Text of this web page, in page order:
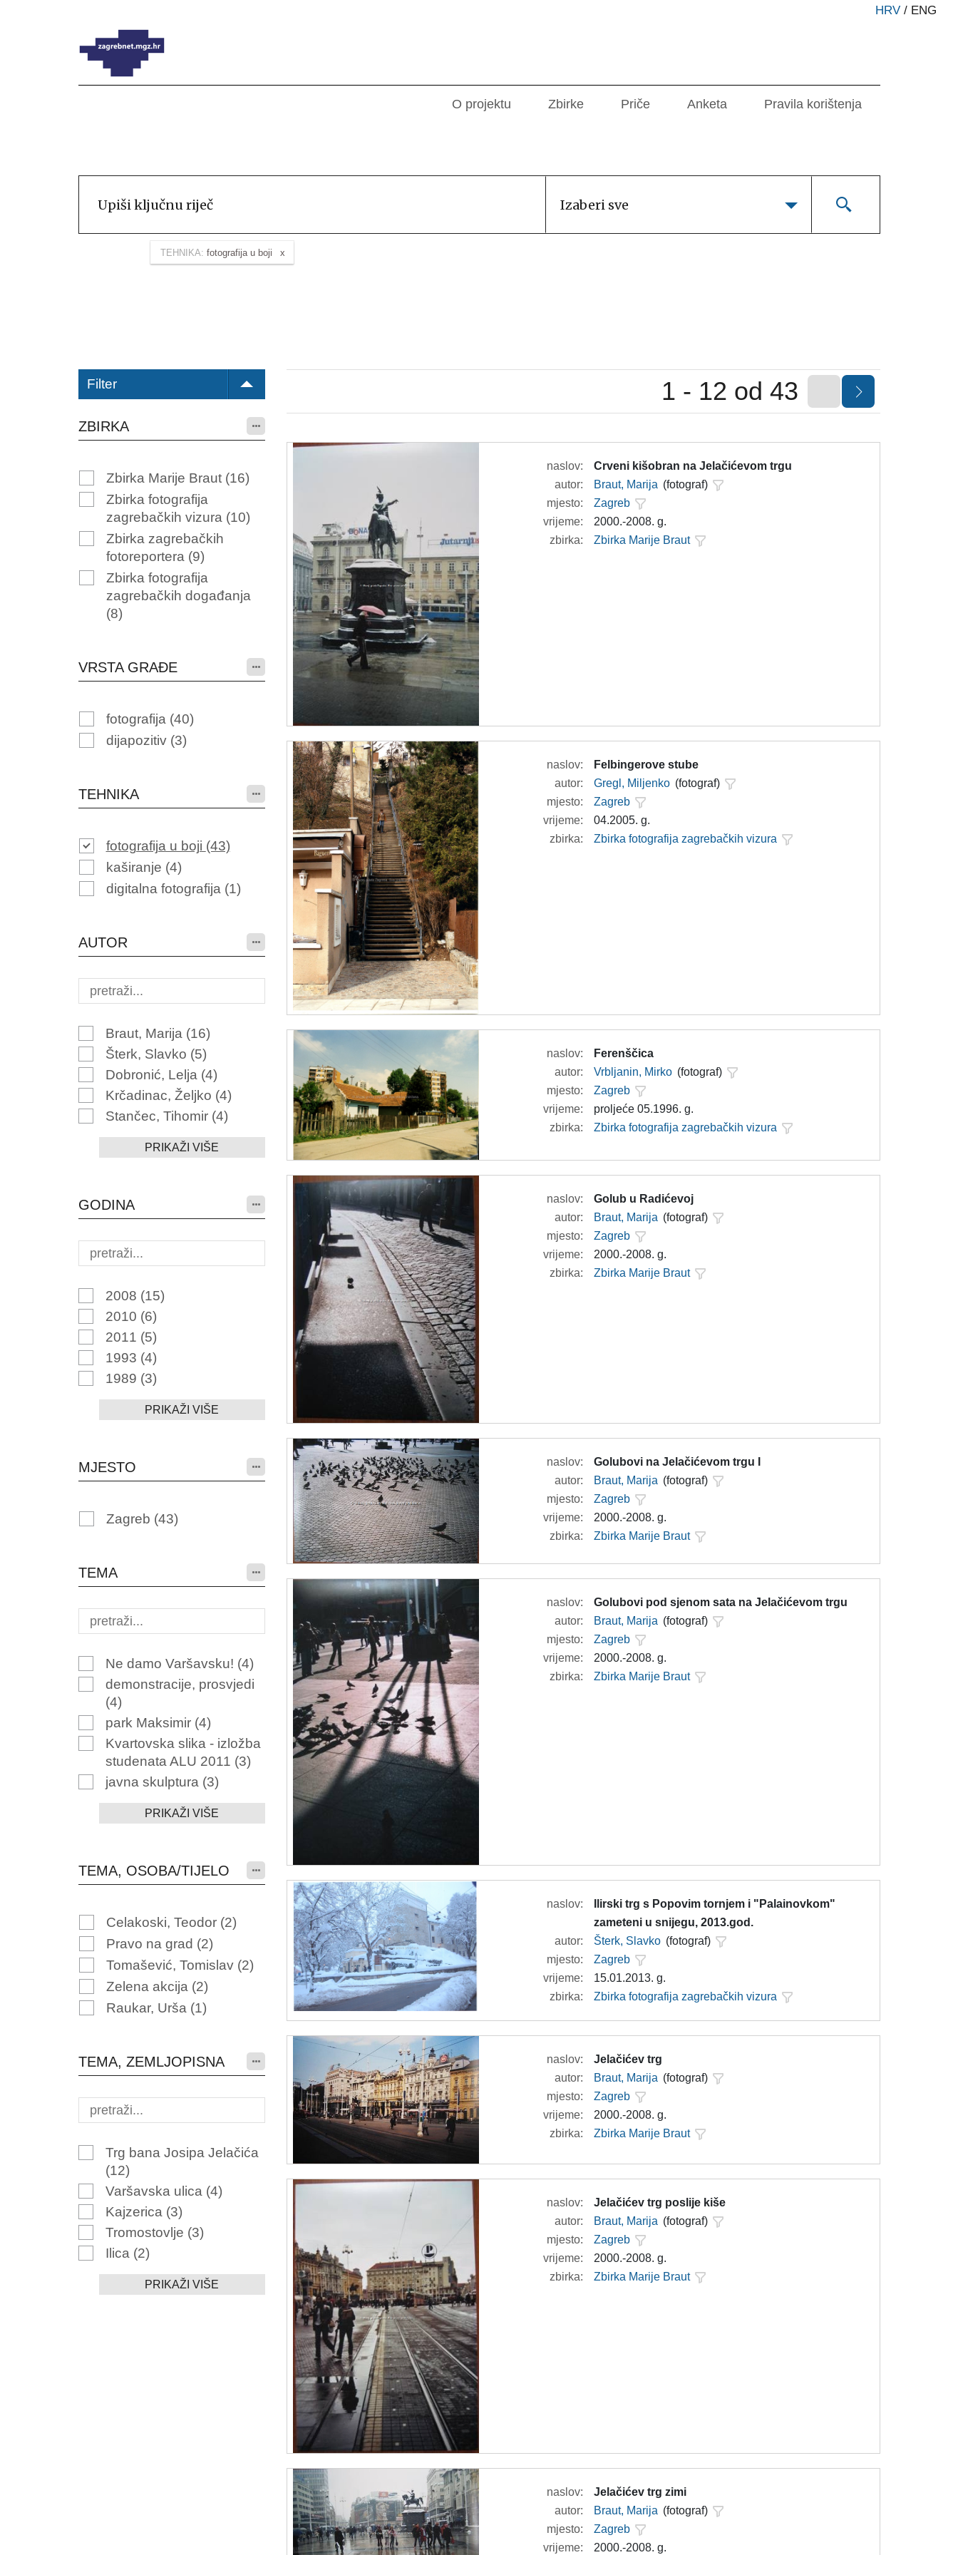
HRV / ENG
O projektu Zbirke Priče Anketa Pravila korištenja
Izaberi sve
TEHNIKA: fotografija u boji
Filter
ZBIRKA
Zbirka Marije Braut (16)
Zbirka fotografija
zagrebačkih vizura (10)
Zbirka zagrebačkih
fotoreportera (9)
Zbirka fotografija
zagrebačkih događanja
(8)
VRSTA GRAĐE
fotografija (40)
dijapozitiv (3)
TEHNIKA
fotografija u boji (43)
kaširanje (4)
digitalna fotografija (1)
AUTOR
Braut, Marija (16)
Šterk, Slavko (5)
Dobronić, Lelja (4)
Krčadinac, Željko (4)
Stančec, Tihomir (4)
PRIKAŽI VIŠE
GODINA
2008 (15)
2010 (6)
2011 (5)
1993 (4)
1989 (3)
PRIKAŽI VIŠE
MJESTO
Zagreb (43)
TEMA
Ne damo Varšavsku! (4)
demonstracije, prosvjedi
(4)
park Maksimir (4)
Kvartovska slika - izložba
studenata ALU 2011 (3)
javna skulptura (3)
PRIKAŽI VIŠE
TEMA, OSOBA/TIJELO
Celakoski, Teodor (2)
Pravo na grad (2)
Tomašević, Tomislav (2)
Zelena akcija (2)
Raukar, Urša (1)
TEMA, ZEMLJOPISNA
Trg bana Josipa Jelačića
(12)
Varšavska ulica (4)
Kajzerica (3)
Tromostovlje (3)
Ilica (2)
PRIKAŽI VIŠE
1 - 12 od 43
naslov:
Crveni kišobran na Jelačićevom trgu
autor:
Braut, Marija (fotograf)
mjesto:
Zagreb
vrijeme:
2000.-2008. g.
zbirka:
Zbirka Marije Braut
naslov:
Felbingerove stube
autor:
Gregl, Miljenko (fotograf)
mjesto:
Zagreb
vrijeme:
04.2005. g.
zbirka:
Zbirka fotografija zagrebačkih vizura
naslov:
Ferenščica
autor:
Vrbljanin, Mirko (fotograf)
mjesto:
Zagreb
vrijeme:
proljeće 05.1996. g.
zbirka:
Zbirka fotografija zagrebačkih vizura
naslov:
Golub u Radićevoj
autor:
Braut, Marija (fotograf)
mjesto:
Zagreb
vrijeme:
2000.-2008. g.
zbirka:
Zbirka Marije Braut
naslov:
Golubovi na Jelačićevom trgu I
autor:
Braut, Marija (fotograf)
mjesto:
Zagreb
vrijeme:
2000.-2008. g.
zbirka:
Zbirka Marije Braut
naslov:
Golubovi pod sjenom sata na Jelačićevom trgu
autor:
Braut, Marija (fotograf)
mjesto:
Zagreb
vrijeme:
2000.-2008. g.
zbirka:
Zbirka Marije Braut
naslov:
Ilirski trg s Popovim tornjem i "Palainovkom"
zameteni u snijegu, 2013.god.
autor:
Šterk, Slavko (fotograf)
mjesto:
Zagreb
vrijeme:
15.01.2013. g.
zbirka:
Zbirka fotografija zagrebačkih vizura
naslov:
Jelačićev trg
autor:
Braut, Marija (fotograf)
mjesto:
Zagreb
vrijeme:
2000.-2008. g.
zbirka:
Zbirka Marije Braut
naslov:
Jelačićev trg poslije kiše
autor:
Braut, Marija (fotograf)
mjesto:
Zagreb
vrijeme:
2000.-2008. g.
zbirka:
Zbirka Marije Braut
naslov:
Jelačićev trg zimi
autor:
Braut, Marija (fotograf)
mjesto:
Zagreb
vrijeme:
2000.-2008. g.